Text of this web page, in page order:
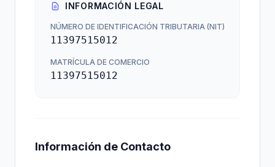
INFORMACIÓN LEGAL
NÚMERO DE IDENTIFICACIÓN TRIBUTARIA (NIT)
11397515012
MATRÍCULA DE COMERCIO
11397515012
Información de Contacto